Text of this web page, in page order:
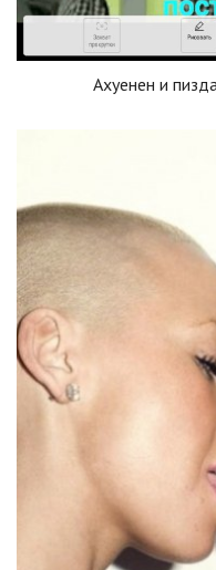
Ахуенен и